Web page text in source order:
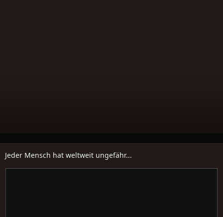
Jeder Mensch hat weltweit ungefähr...